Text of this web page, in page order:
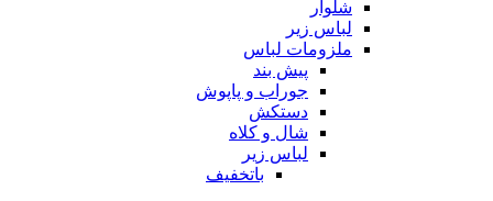
شلوار
لباس زیر
ملزومات لباس
پیش بند
جوراب و پاپوش
دستکش
شال و کلاه
لباس زیر
باتخفیف